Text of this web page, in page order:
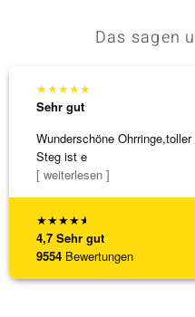
Das sagen
★★★★★
4,7 Sehr gut
9554 Bewertungen
★★★★★
Sehr gut
Wunderschöne
Steg ist e
[ weiterlesen ]